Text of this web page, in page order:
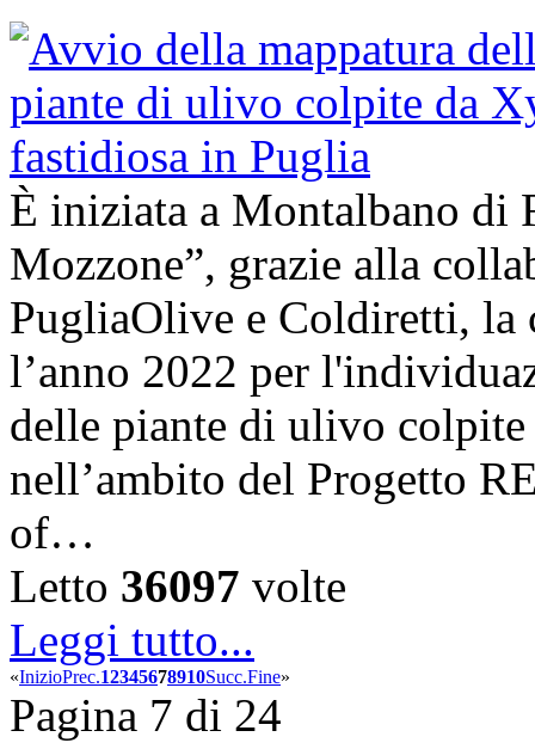
È iniziata a Montalbano di
Mozzone”, grazie alla
PugliaOlive e Coldiretti, la
l’anno 2022 per
delle piante di ulivo
nell’ambito del Progetto
of…
Letto 36097 volte
Leggi tutto...
«InizioPrec.12345678910Succ.Fine»
Pagina 7 di 24